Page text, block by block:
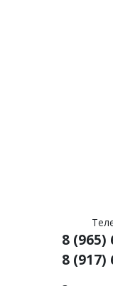
8 (965)
8 (917)